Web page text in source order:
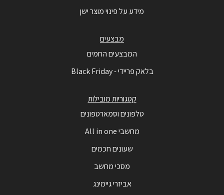
מידע על פינוי מוצר ישן
מבצעים
המבצעים החמים
בלאק פריידי - Black Friday
קטגוריות מובילות
טלפונים וסמארטפונים
מחשבי All in one
שעונים חכמים
מסכי מחשב
אביזרי גיימינג